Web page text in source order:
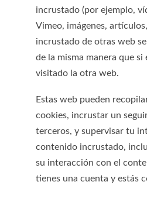
incrustado (por ejemplo,
Vimeo, imágenes,
incrustado de otras web
de la misma manera que
visitado la otra web.
Estas web pueden
cookies, incrustar un
terceros, y supervisar tu
contenido incrustado,
su interacción con el
tienes una cuenta y estás